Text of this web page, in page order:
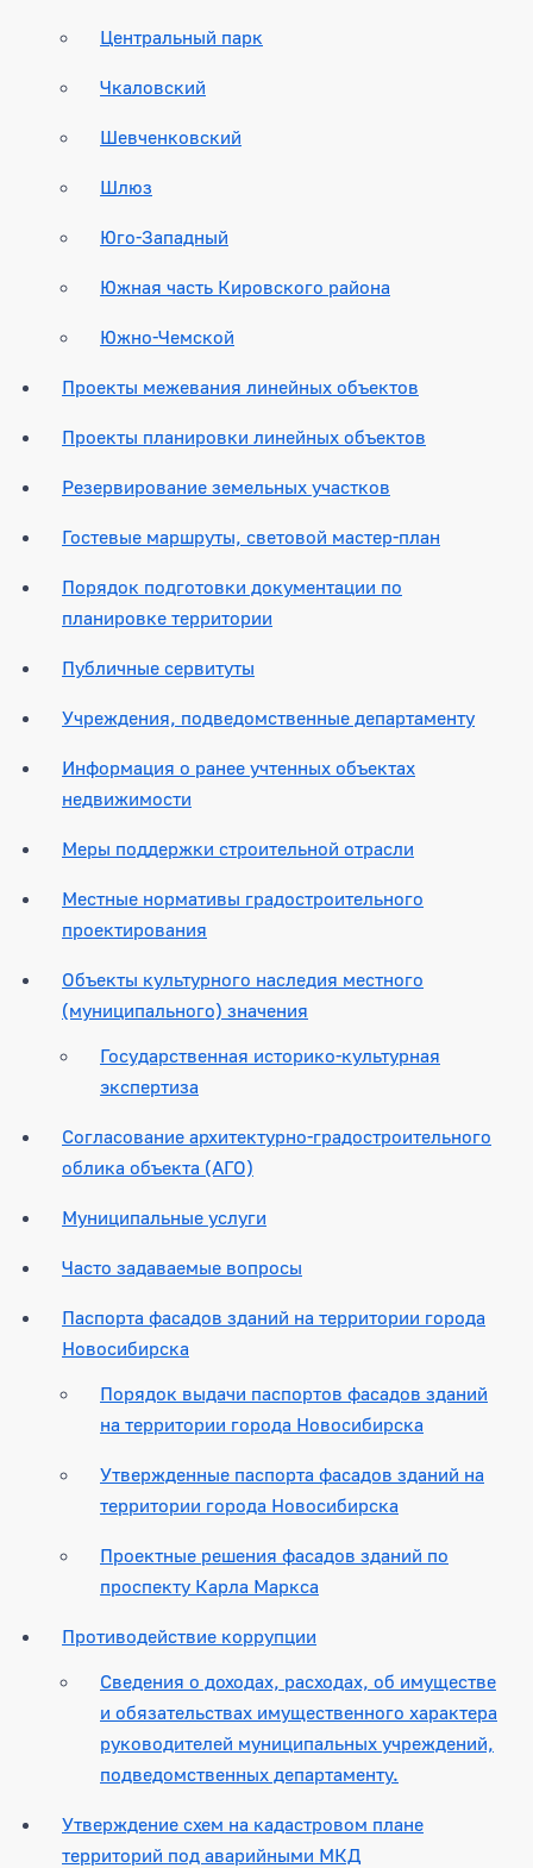
Центральный парк
Чкаловский
Шевченковский
Шлюз
Юго-Западный
Южная часть Кировского района
Южно-Чемской
Проекты межевания линейных объектов
Проекты планировки линейных объектов
Резервирование земельных участков
Гостевые маршруты, световой мастер-план
Порядок подготовки документации по
планировке территории
Публичные сервитуты
Учреждения, подведомственные департаменту
Информация о ранее учтенных объектах
недвижимости
Меры поддержки строительной отрасли
Местные нормативы градостроительного
проектирования
Объекты культурного наследия местного
(муниципального) значения
Государственная историко-культурная
экспертиза
Согласование архитектурно-градостроительного
облика объекта (АГО)
Муниципальные услуги
Часто задаваемые вопросы
Паспорта фасадов зданий на территории города
Новосибирска
Порядок выдачи паспортов фасадов зданий
на территории города Новосибирска
Утвержденные паспорта фасадов зданий на
территории города Новосибирска
Проектные решения фасадов зданий по
проспекту Карла Маркса
Противодействие коррупции
Сведения о доходах, расходах, об имуществе
и обязательствах имущественного характера
руководителей муниципальных учреждений,
подведомственных департаменту.
Утверждение схем на кадастровом плане
территорий под аварийными МКД